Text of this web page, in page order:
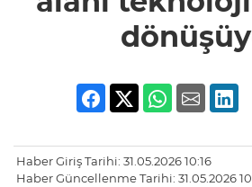
Haber Giriş Tarihi: 31.05.2026 10:16
Haber Güncellenme Tarihi: 31.05.2026